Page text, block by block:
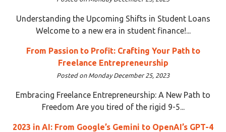
Understanding the Upcoming Shifts in Student Loans
Welcome to a new era in student finance!...
From Passion to Profit: Crafting Your Path to
Freelance Entrepreneurship
Posted on Monday December 25, 2023
Embracing Freelance Entrepreneurship: A New Path to
Freedom Are you tired of the rigid 9-5...
2023 in AI: From Google’s Gemini to OpenAI’s GPT-4